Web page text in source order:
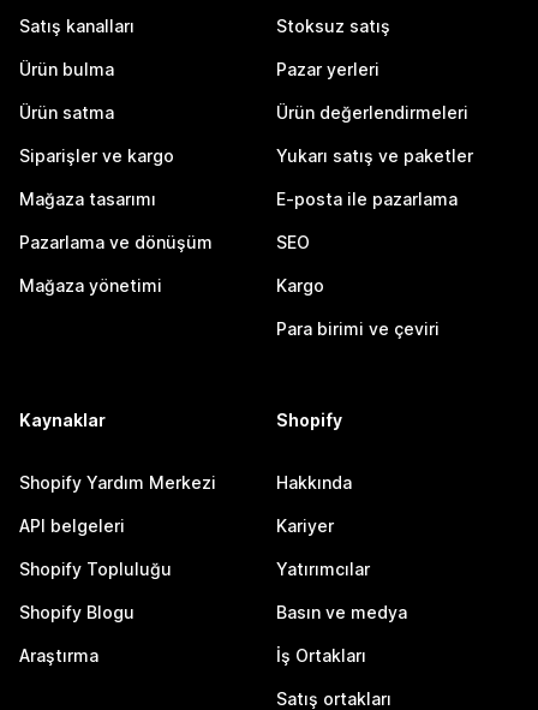
Satış kanalları
Ürün bulma
Ürün satma
Siparişler ve kargo
Mağaza tasarımı
Pazarlama ve dönüşüm
Mağaza yönetimi
Stoksuz satış
Pazar yerleri
Ürün değerlendirmeleri
Yukarı satış ve paketler
E-posta ile pazarlama
SEO
Kargo
Para birimi ve çeviri
Kaynaklar
Shopify Yardım Merkezi
API belgeleri
Shopify Topluluğu
Shopify Blogu
Araştırma
Shopify
Hakkında
Kariyer
Yatırımcılar
Basın ve medya
İş Ortakları
Satış ortakları